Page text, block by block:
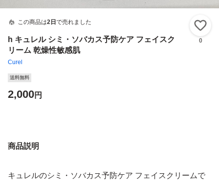
この商品は2日 で売れました
h キュレル シミ・ソバカス予防ケア フェイスク
リーム 乾燥性敏感肌
Curel
0
送料無料
2,000円
商品説明
キュレルのシミ・ソバカス予防ケア フェイスクリームで